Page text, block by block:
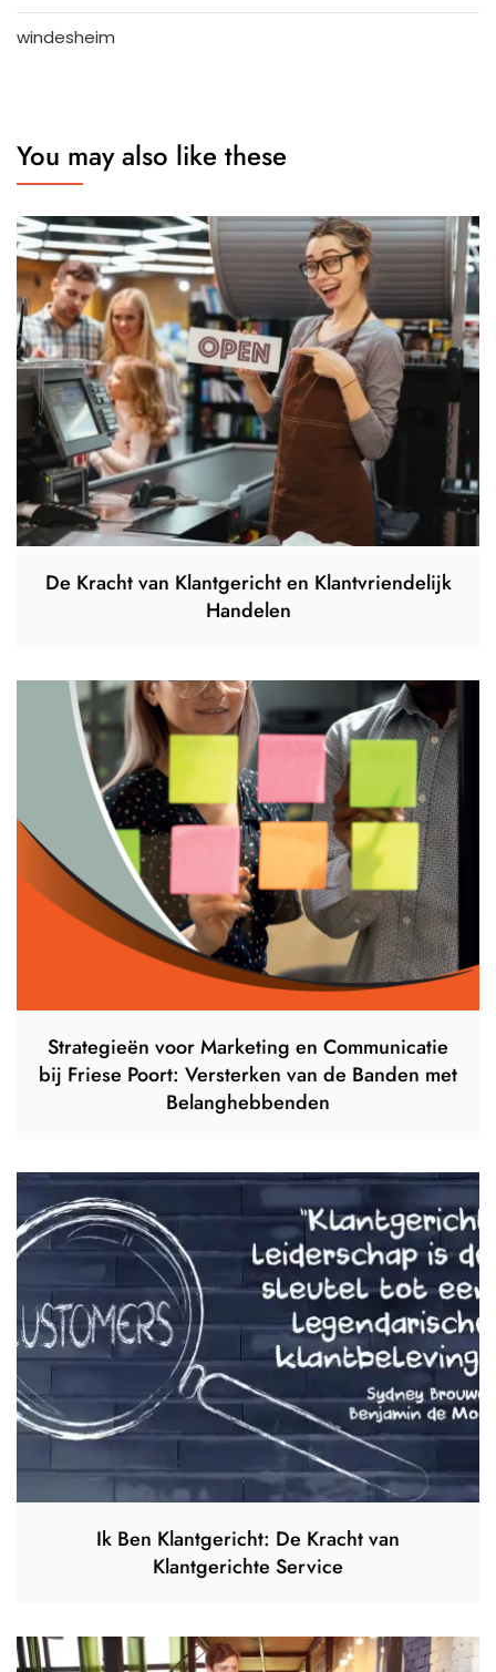
windesheim
You may also like these
De Kracht van Klantgericht en Klantvriendelijk
Handelen
Strategieën voor Marketing en Communicatie
bij Friese Poort: Versterken van de Banden met
Belanghebbenden
Ik Ben Klantgericht: De Kracht van
Klantgerichte Service